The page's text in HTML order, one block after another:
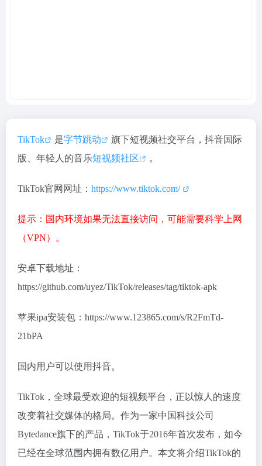
TikTok 是字节跳动
旗下短视频社交平台，抖音国际
版、年轻人的音乐短视频社区 。
TikTok官网网址： https://www.tiktok.com/
提示：国内环境如果无法直接访问，可能需要科学上网
（VPN）。
安卓下载地址：
https://github.com/uyez/TikTok/releases/tag/tiktok-apk
苹果ipa安装包：https://www.123865.com/s/R2FmTd-
21bPA
国内用户可以使用抖音。
TikTok，全球最受欢迎的短视频平台，正以惊人的速度
改变着社交媒体的格局。作为一家中国科技公司
Bytedance旗下的产品，TikTok于2016年首次发布，如今
已经在全球范围内拥有数亿用户。本文将介绍TikTok的